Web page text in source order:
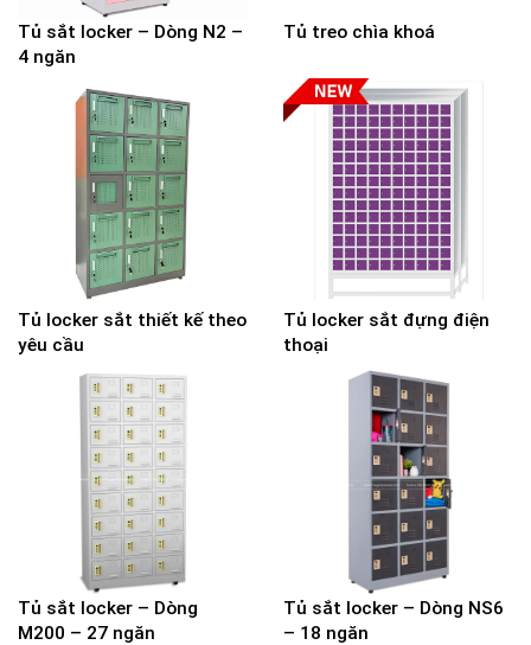
Tủ sắt locker – Dòng N2 –
4 ngăn
Tủ treo chìa khoá
Tủ locker sắt thiết kế theo
yêu cầu
Tủ locker sắt đựng điện
thoại
Tủ sắt locker – Dòng
M200 – 27 ngăn
Tủ sắt locker – Dòng NS6
– 18 ngăn